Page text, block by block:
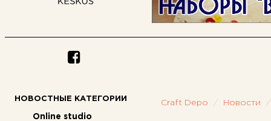
НОВОСТНЫЕ КАТЕГОРИИ
Online studio
Craft Depo Новости